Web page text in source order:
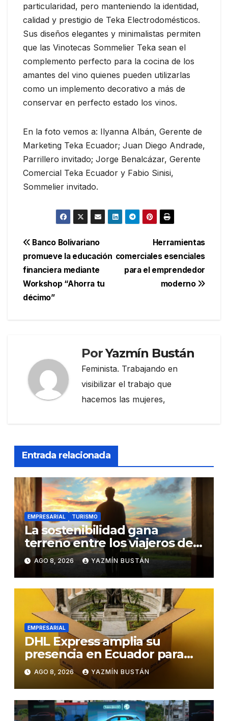
particularidad, pero manteniendo la identidad,
calidad y prestigio de Teka Electrodomésticos.
Sus diseños elegantes y minimalistas permiten
que las Vinotecas Sommelier Teka sean el
complemento perfecto para la cocina de los
amantes del vino quienes pueden utilizarlas
como un implemento decorativo a más de
conservar en perfecto estado los vinos.
En la foto vemos a: Ilyanna Albán, Gerente de
Marketing Teka Ecuador; Juan Diego Andrade,
Parrillero invitado; Jorge Benalcázar, Gerente
Comercial Teka Ecuador y Fabio Sinisi,
Sommelier invitado.
Navegación
de
entradas
Herramientas
comerciales esenciales
para el emprendedor
moderno
Banco Bolivariano
promueve la educación
financiera mediante
Workshop “Ahorra tu
décimo”
PorYazmín Bustán
Feminista. Trabajando en
visibilizar el trabajo que
hacemos las mujeres,
Entrada relacionada
EMPRESARIAL TURISMO
La sostenibilidad gana
terreno entre los viajeros de
negocios
AGO 8, 2026 YAZMÍN BUSTÁN
EMPRESARIAL
DHL Express amplia su
presencia en Ecuador para
responder al crecimiento de
las exportaciones
AGO 8, 2026 YAZMÍN BUSTÁN